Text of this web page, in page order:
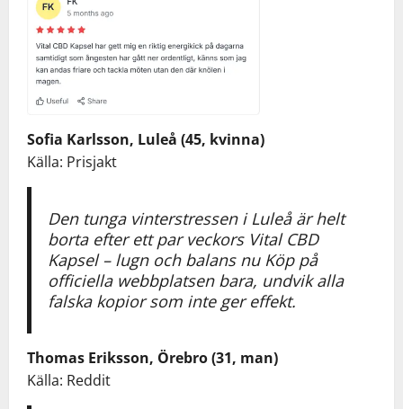
Sofia Karlsson, Luleå (45, kvinna)
Källa: Prisjakt
Den tunga vinterstressen i Luleå är helt
borta efter ett par veckors Vital CBD
Kapsel – lugn och balans nu Köp på
officiella webbplatsen bara, undvik alla
falska kopior som inte ger effekt.
Thomas Eriksson, Örebro (31, man)
Källa: Reddit